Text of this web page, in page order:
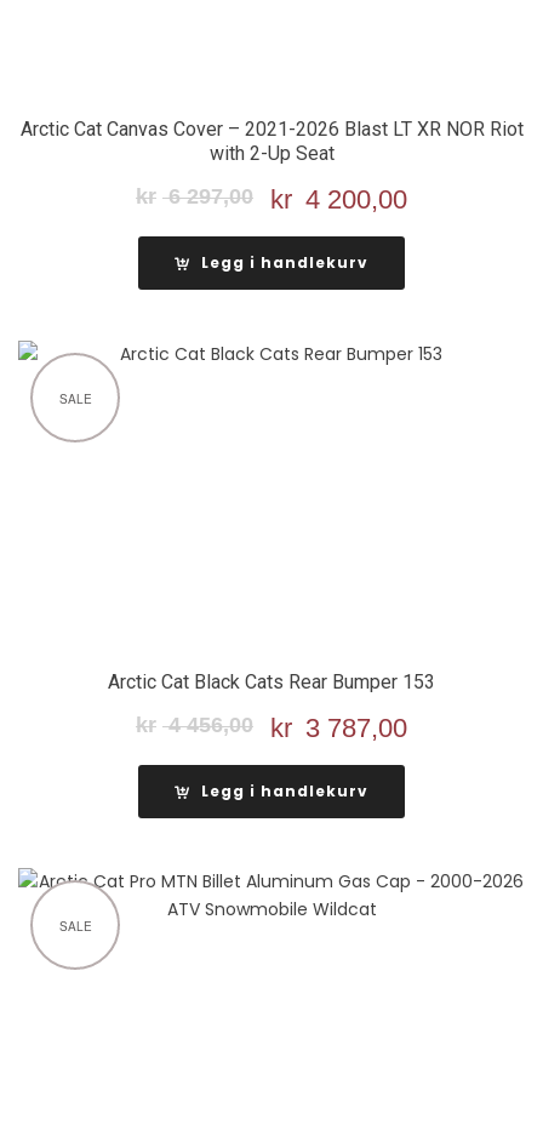
Arctic Cat Canvas Cover – 2021-2026 Blast LT XR NOR Riot
with 2-Up Seat
kr 6 297,00
Opprinnelig
pris
var:
kr 6
kr 4 200,00Nåværende
Legg i handlekurv
SALE
Arctic Cat Black Cats Rear Bumper 153
kr 4 456,00
Opprinnelig
pris
var:
kr 4
kr 3 787,00Nåværende
Legg i handlekurv
SALE